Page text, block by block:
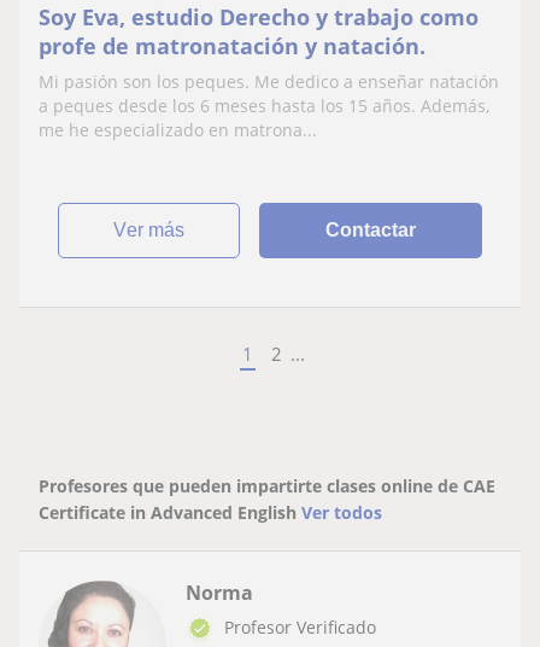
Soy Eva, estudio Derecho y trabajo como
profe de matronatación y natación.
Mi pasión son los peques. Me dedico a enseñar natación
a peques desde los 6 meses hasta los 15 años. Además,
me he especializado en matrona...
ver más Contactar
1 2 ...
Profesores que pueden impartirte clases online de CAE
Certificate in Advanced English Ver todos
Norma
Profesor Verificado